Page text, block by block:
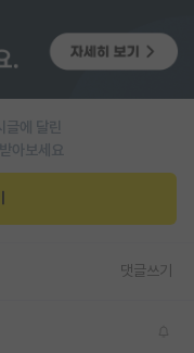
글에 달린
아보세요
댓글쓰기